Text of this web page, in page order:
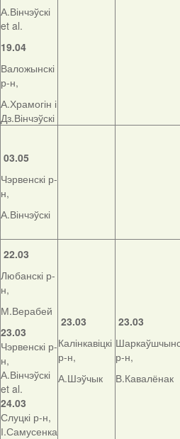
А.Вінчэўскі
et al.
19.04
Валожынскі
р-н,
А.Храмогін і
Дз.Вінчэўскі
03.05
Чэрвенскі р-
н,
А.Вінчэўскі
22.03
Любанскі р-
н,
М.Верабей
23.03
Чэрвенскі р-
н,
А.Вінчэўскі
et al.
24.03
Слуцкі р-н,
І.Самусенка
23.03
Калінкавіцкі
р-н,
А.Шэўчык
23.03
р-н,
В.Кавалёнак